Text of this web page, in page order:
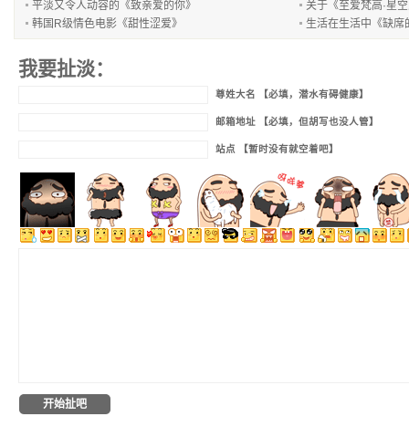
平淡又令人动容的《致亲爱的你》
关于《至爱梵高·星
韩国R级情色电影《甜性涩爱》
生活在生活中《缺席
我要扯淡：
尊姓大名 【必填，潜水有碍健康】
邮箱地址 【必填，但胡写也没人管】
站点 【暂时没有就空着吧】